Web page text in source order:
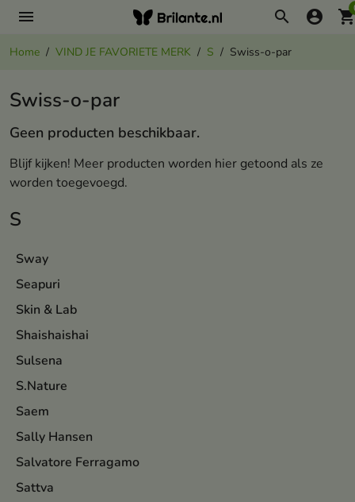
menu search account_circle
Home VIND JE FAVORIETE MERK S Swiss-o-par
S
Sway
Seapuri
Skin & Lab
Shaishaishai
Sulsena
S.Nature
Saem
Sally Hansen
Salvatore Ferragamo
Sattva
Swiss-o-par
Geen producten beschikbaar.
Blijf kijken! Meer producten worden hier getoond als ze
worden toegevoegd.